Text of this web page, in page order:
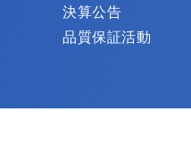
決算公告
品質保証活動